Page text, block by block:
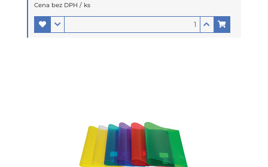
Cena bez DPH / ks